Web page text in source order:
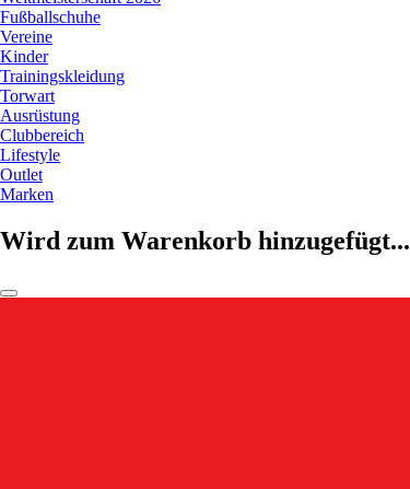
Fußballschuhe
Vereine
Kinder
Trainingskleidung
Torwart
Ausrüstung
Clubbereich
Lifestyle
Outlet
Marken
Wird zum Warenkorb hinzugefügt...